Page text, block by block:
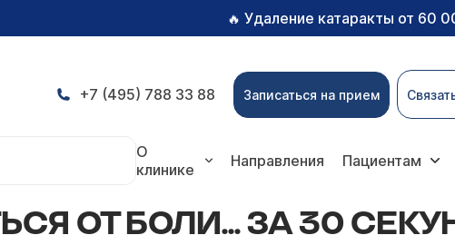
🔥 Удаление катаракты от 60
+7 (495) 788 33 88 Записаться на прием
О
клинике
Направления Пациентам
ОТ БОЛИ... ЗА 30